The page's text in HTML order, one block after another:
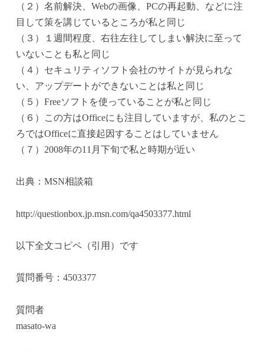
（２）名前解決、Webの画像、PCの再起動、などに注
目して策を講じているところが私と同じ
（３）１週間程度、右往左往してしまい解決に至って
いないことも私と同じ
（４）セキュリティソフト会社のサイトが見られな
い、アップデートができないことは私と同じ
（５）Freeソフトを使っていることが私と同じ
（６）この方はOfficeにも注目していますが、私のとこ
ろではOfficeに直接起因することはしていません
（７）2008年の11月下旬で私と時期が近い
出典：MSN相談箱
http://questionbox.jp.msn.com/qa4503377.html
以下全文コピペ（引用）です
質問番号：4503377
質問者
masato-wa